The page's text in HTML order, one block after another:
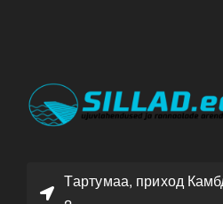
Тартумаа, приход